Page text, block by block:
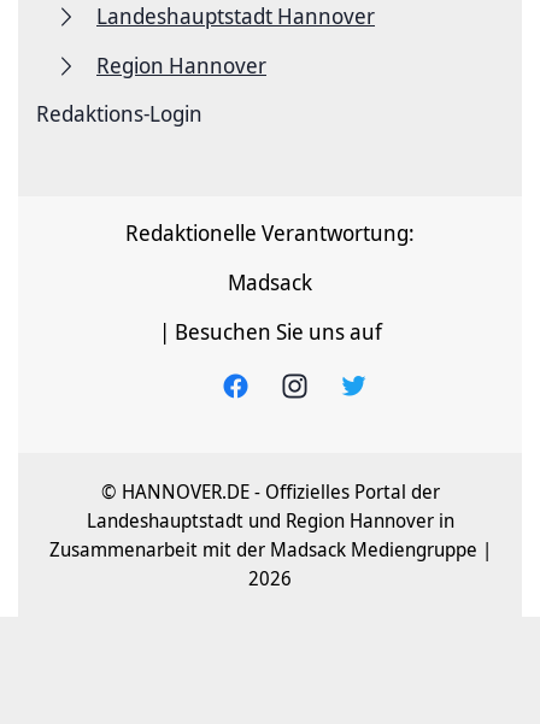
Landeshauptstadt Hannover
Region Hannover
Redaktions-Login
Redaktionelle Verantwortung:
Madsack
| Besuchen Sie uns auf
© HANNOVER.DE - Offizielles Portal der
Landeshauptstadt und Region Hannover in
Zusammenarbeit mit der Madsack Mediengruppe |
2026